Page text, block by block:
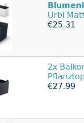
Urbi
€25.31
2x
€27.99